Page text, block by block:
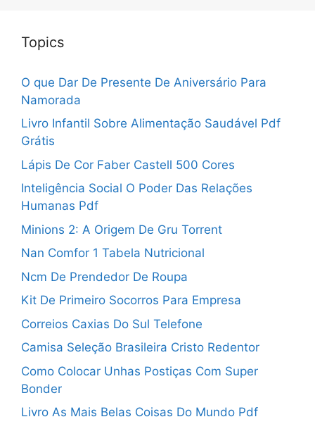
Topics
O que Dar De Presente De Aniversário Para
Namorada
Livro Infantil Sobre Alimentação Saudável Pdf
Grátis
Lápis De Cor Faber Castell 500 Cores
Inteligência Social O Poder Das Relações
Humanas Pdf
Minions 2: A Origem De Gru Torrent
Nan Comfor 1 Tabela Nutricional
Ncm De Prendedor De Roupa
Kit De Primeiro Socorros Para Empresa
Correios Caxias Do Sul Telefone
Camisa Seleção Brasileira Cristo Redentor
Como Colocar Unhas Postiças Com Super
Bonder
Livro As Mais Belas Coisas Do Mundo Pdf